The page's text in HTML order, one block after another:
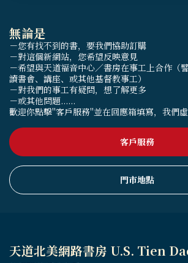
無論是
－您有找不到的書，要我們協助訂購
－對這個新網站，您希望反映意見
－希望與天道福音中心／書房在事工上合作（
讀書會、講座、或其他基督教事工）
－對我們的事工有疑問，想了解更多
－或其他問題......
歡迎你點擊"客戶服務"並在回應箱填寫，我們
客戶服務
門市地點
天道北美網路書房 U.S. Tien